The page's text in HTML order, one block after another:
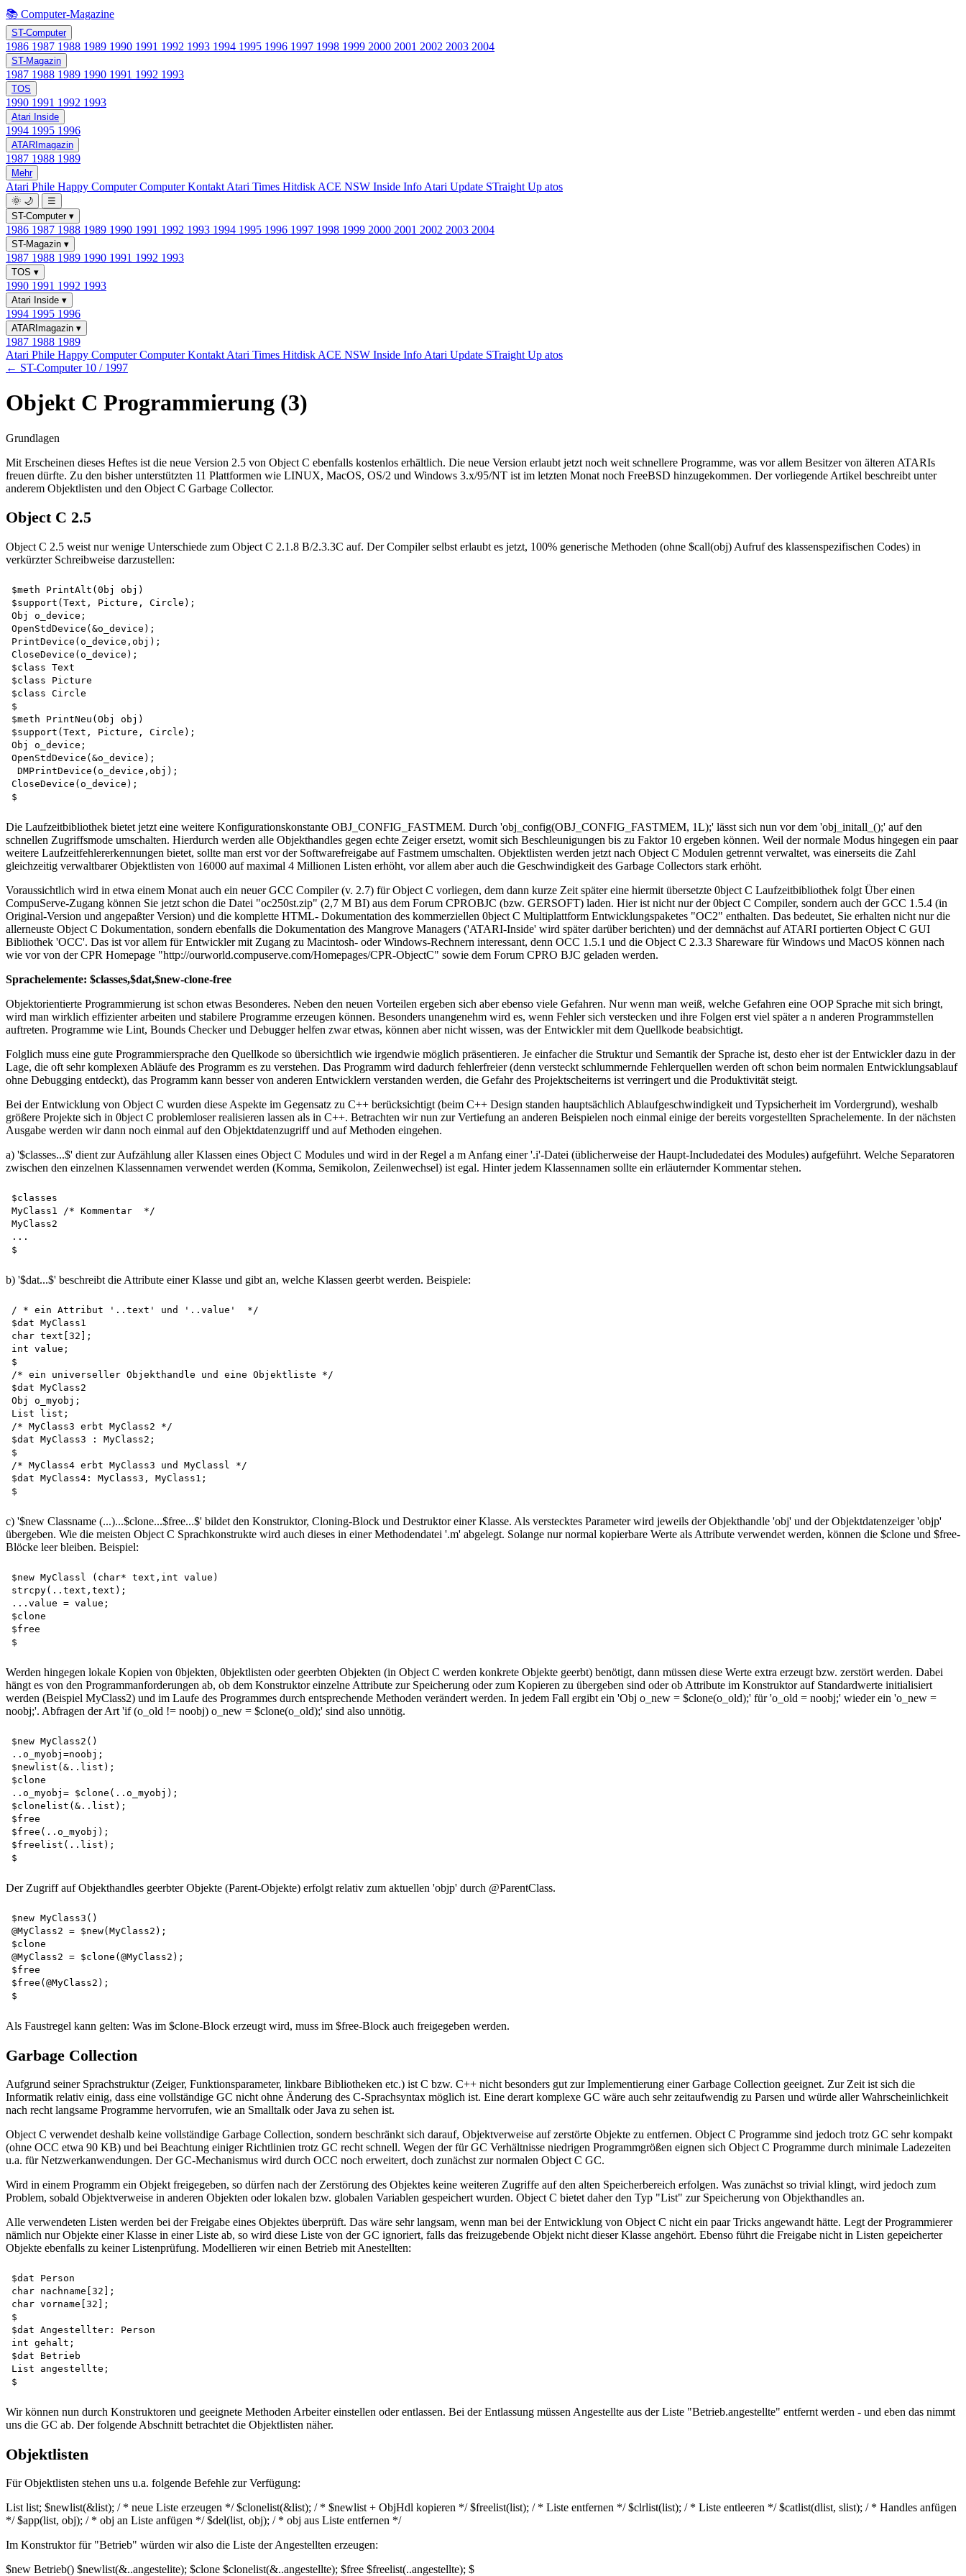
📚 Computer-Magazine
ST-Computer
1986 1987 1988 1989 1990 1991 1992 1993 1994 1995 1996 1997 1998 1999 2000 2001 2002 2003 2004
ST-Magazin
1987 1988 1989 1990 1991 1992 1993
TOS
1990 1991 1992 1993
Atari Inside
1994 1995 1996
ATARImagazin
1987 1988 1989
Mehr
Atari Phile Happy ComputerComputer Kontakt Atari Times Hitdisk ACE NSW Inside Info Atari Update STraight Up atos
🌞 🌙
☰
ST-Computer ▾
1986 1987 1988 1989 1990 1991 1992 1993 1994 1995 1996 1997 1998 1999 2000 2001 2002 2003 2004
ST-Magazin ▾
1987 1988 1989 1990 1991 1992 1993
TOS ▾
1990 1991 1992 1993
Atari Inside ▾
1994 1995 1996
ATARImagazin ▾
1987 1988 1989
Atari Phile Happy ComputerComputer Kontakt Atari Times Hitdisk ACE NSW Inside Info Atari Update STraight Up atos
← ST-Computer 10 / 1997
Objekt C Programmierung (3)
Grundlagen
Mit Erscheinen dieses Heftes ist die neue Version 2.5 von Object C ebenfalls kostenlos erhältlich. Die neue Version erlaubt jetzt noch weit schnellere Programme, was vor allem Besitzer von älteren ATARIs
freuen dürfte. Zu den bisher unterstützten 11 Plattformen wie LINUX, MacOS, OS/2 und Windows 3.x/95/NT ist im letzten Monat noch FreeBSD hinzugekommen. Der vorliegende Artikel beschreibt unter
anderem Objektlisten und den Object C Garbage Collector.
Object C 2.5
Object C 2.5 weist nur wenige Unterschiede zum Object C 2.1.8 B/2.3.3C auf. Der Compiler selbst erlaubt es jetzt, 100% generische Methoden (ohne $call(obj) Aufruf des klassenspezifischen Codes) in
verkürzter Schreibweise darzustellen:
$meth PrintAlt(0bj obj)
$support(Text, Picture, Circle);
Obj o_device;
OpenStdDevice(&o_device);
PrintDevice(o_device,obj);
CloseDevice(o_device);
$class Text
$class Picture
$class Circle
$
$meth PrintNeu(Obj obj)
$support(Text, Picture, Circle);
Obj o_device;
OpenStdDevice(&o_device);
DMPrintDevice(o_device,obj);
CloseDevice(o_device);
Die Laufzeitbibliothek bietet jetzt eine weitere Konfigurationskonstante OBJ_CONFIG_FASTMEM. Durch 'obj_config(OBJ_CONFIG_FASTMEM, 1L);' lässt sich nun vor dem 'obj_initall_();' auf den
schnellen Zugriffsmode umschalten. Hierdurch werden alle Objekthandles gegen echte Zeiger ersetzt, womit sich Beschleunigungen bis zu Faktor 10 ergeben können. Weil der normale Modus hingegen ein paar
weitere Laufzeitfehlererkennungen bietet, sollte man erst vor der Softwarefreigabe auf Fastmem umschalten. Objektlisten werden jetzt nach Object C Modulen getrennt verwaltet, was einerseits die Zahl
gleichzeitig verwaltbarer Objektlisten von 16000 auf maximal 4 Millionen Listen erhöht, vor allem aber auch die Geschwindigkeit des Garbage Collectors stark erhöht.
Voraussichtlich wird in etwa einem Monat auch ein neuer GCC Compiler (v. 2.7) für Object C vorliegen, dem dann kurze Zeit später eine hiermit übersetzte 0bject C Laufzeitbibliothek folgt Über einen
CompuServe-Zugang können Sie jetzt schon die Datei "oc250st.zip" (2,7 M BI) aus dem Forum CPROBJC (bzw. GERSOFT) laden. Hier ist nicht nur der 0bject C Compiler, sondern auch der GCC 1.5.4 (in
Original-Version und angepaßter Version) und die komplette HTML- Dokumentation des kommerziellen 0bject C Multiplattform Entwicklungspaketes "OC2" enthalten. Das bedeutet, Sie erhalten nicht nur die
allerneuste Object C Dokumentation, sondern ebenfalls die Dokumentation des Mangrove Managers ('ATARI-Inside' wird später darüber berichten) und der demnächst auf ATARI portierten Object C GUI
Bibliothek 'OCC'. Das ist vor allem für Entwickler mit Zugang zu Macintosh- oder Windows-Rechnern interessant, denn OCC 1.5.1 und die Object C 2.3.3 Shareware für Windows und MacOS können nach
wie vor von der CPR Homepage "http://ourworld.compuserve.com/Homepages/CPR-ObjectC" sowie dem Forum CPRO BJC geladen werden.
Sprachelemente: $classes,$dat,$new-clone-free
Objektorientierte Programmierung ist schon etwas Besonderes. Neben den neuen Vorteilen ergeben sich aber ebenso viele Gefahren. Nur wenn man weiß, welche Gefahren eine OOP Sprache mit sich bringt,
wird man wirklich effizienter arbeiten und stabilere Programme erzeugen können. Besonders unangenehm wird es, wenn Fehler sich verstecken und ihre Folgen erst viel später a n anderen Programmstellen
auftreten. Programme wie Lint, Bounds Checker und Debugger helfen zwar etwas, können aber nicht wissen, was der Entwickler mit dem Quellkode beabsichtigt.
Folglich muss eine gute Programmiersprache den Quellkode so übersichtlich wie irgendwie möglich präsentieren. Je einfacher die Struktur und Semantik der Sprache ist, desto eher ist der Entwickler dazu in der
Lage, die oft sehr komplexen Abläufe des Programm es zu verstehen. Das Programm wird dadurch fehlerfreier (denn versteckt schlummernde Fehlerquellen werden oft schon beim normalen Entwicklungsablauf
ohne Debugging entdeckt), das Programm kann besser von anderen Entwicklern verstanden werden, die Gefahr des Projektscheiterns ist verringert und die Produktivität steigt.
Bei der Entwicklung von Object C wurden diese Aspekte im Gegensatz zu C++ berücksichtigt (beim C++ Design standen hauptsächlich Ablaufgeschwindigkeit und Typsicherheit im Vordergrund), weshalb
größere Projekte sich in 0bject C problemloser realisieren lassen als in C++. Betrachten wir nun zur Vertiefung an anderen Beispielen noch einmal einige der bereits vorgestellten Sprachelemente. In der nächsten
Ausgabe werden wir dann noch einmal auf den Objektdatenzugriff und auf Methoden eingehen.
a) '$classes...$' dient zur Aufzählung aller Klassen eines Object C Modules und wird in der Regel a m Anfang einer '.i'-Datei (üblicherweise der Haupt-Includedatei des Modules) aufgeführt. Welche Separatoren
zwischen den einzelnen Klassennamen verwendet werden (Komma, Semikolon, Zeilenwechsel) ist egal. Hinter jedem Klassennamen sollte ein erläuternder Kommentar stehen.
$classes
MyClass1 /* Kommentar  */
MyClass2
...
b) '$dat...$' beschreibt die Attribute einer Klasse und gibt an, welche Klassen geerbt werden. Beispiele:
/ * ein Attribut '..text' und '..value'  */
$dat MyClass1
char text[32];
int value;
$
/* ein universeller Objekthandle und eine Objektliste */
$dat MyClass2
Obj o_myobj;
List list;
/* MyClass3 erbt MyClass2 */
$dat MyClass3 : MyClass2;
$
/* MyClass4 erbt MyClass3 und MyClassl */
$dat MyClass4: MyClass3, MyClass1;
c) '$new Classname (...)...$clone...$free...$' bildet den Konstruktor, Cloning-Block und Destruktor einer Klasse. Als verstecktes Parameter wird jeweils der Objekthandle 'obj' und der Objektdatenzeiger 'objp'
übergeben. Wie die meisten Object C Sprachkonstrukte wird auch dieses in einer Methodendatei '.m' abgelegt. Solange nur normal kopierbare Werte als Attribute verwendet werden, können die $clone und $free-
Blöcke leer bleiben. Beispiel:
$new MyClassl (char* text,int value)
strcpy(..text,text);
...value = value;
$clone
$free
Werden hingegen lokale Kopien von 0bjekten, 0bjektlisten oder geerbten Objekten (in Object C werden konkrete Objekte geerbt) benötigt, dann müssen diese Werte extra erzeugt bzw. zerstört werden. Dabei
hängt es von den Programmanforderungen ab, ob dem Konstruktor einzelne Attribute zur Speicherung oder zum Kopieren zu übergeben sind oder ob Attribute im Konstruktor auf Standardwerte initialisiert
werden (Beispiel MyClass2) und im Laufe des Programmes durch entsprechende Methoden verändert werden. In jedem Fall ergibt ein 'Obj o_new = $clone(o_old);' für 'o_old = noobj;' wieder ein 'o_new =
noobj;'. Abfragen der Art 'if (o_old != noobj) o_new = $clone(o_old);' sind also unnötig.
$new MyClass2()
..o_myobj=noobj;
$newlist(&..list);
$clone
..o_myobj= $clone(..o_myobj);
$clonelist(&..list);
$free
$free(..o_myobj);
$freelist(..list);
Der Zugriff auf Objekthandles geerbter Objekte (Parent-Objekte) erfolgt relativ zum aktuellen 'objp' durch @ParentClass.
$new MyClass3()
@MyClass2 = $new(MyClass2);
$clone
@MyClass2 = $clone(@MyClass2);
$free
$free(@MyClass2);
Als Faustregel kann gelten: Was im $clone-Block erzeugt wird, muss im $free-Block auch freigegeben werden.
Garbage Collection
Aufgrund seiner Sprachstruktur (Zeiger, Funktionsparameter, linkbare Bibliotheken etc.) ist C bzw. C++ nicht besonders gut zur Implementierung einer Garbage Collection geeignet. Zur Zeit ist sich die
Informatik relativ einig, dass eine vollständige GC nicht ohne Änderung des C-Sprachsyntax möglich ist. Eine derart komplexe GC wäre auch sehr zeitaufwendig zu Parsen und würde aller Wahrscheinlichkeit
nach recht langsame Programme hervorrufen, wie an Smalltalk oder Java zu sehen ist.
Object C verwendet deshalb keine vollständige Garbage Collection, sondern beschränkt sich darauf, Objektverweise auf zerstörte Objekte zu entfernen. Object C Programme sind jedoch trotz GC sehr kompakt
(ohne OCC etwa 90 KB) und bei Beachtung einiger Richtlinien trotz GC recht schnell. Wegen der für GC Verhältnisse niedrigen Programmgrößen eignen sich Object C Programme durch minimale Ladezeiten
u.a. für Netzwerkanwendungen. Der GC-Mechanismus wird durch OCC noch erweitert, doch zunächst zur normalen Object C GC.
Wird in einem Programm ein Objekt freigegeben, so dürfen nach der Zerstörung des Objektes keine weiteren Zugriffe auf den alten Speicherbereich erfolgen. Was zunächst so trivial klingt, wird jedoch zum
Problem, sobald Objektverweise in anderen Objekten oder lokalen bzw. globalen Variablen gespeichert wurden. Object C bietet daher den Typ "List" zur Speicherung von Objekthandles an.
Alle verwendeten Listen werden bei der Freigabe eines Objektes überprüft. Das wäre sehr langsam, wenn man bei der Entwicklung von Object C nicht ein paar Tricks angewandt hätte. Legt der Programmierer
nämlich nur Objekte einer Klasse in einer Liste ab, so wird diese Liste von der GC ignoriert, falls das freizugebende Objekt nicht dieser Klasse angehört. Ebenso führt die Freigabe nicht in Listen gepeicherter
Objekte ebenfalls zu keiner Listenprüfung. Modellieren wir einen Betrieb mit Anestellten:
$dat Person
char nachname[32];
char vorname[32];
$
$dat Angestellter: Person
int gehalt;
$dat Betrieb
List angestellte;
Wir können nun durch Konstruktoren und geeignete Methoden Arbeiter einstellen oder entlassen. Bei der Entlassung müssen Angestellte aus der Liste "Betrieb.angestellte" entfernt werden - und eben das nimmt
uns die GC ab. Der folgende Abschnitt betrachtet die Objektlisten näher.
Objektlisten
Für Objektlisten stehen uns u.a. folgende Befehle zur Verfügung:
List list; $newlist(&list); / * neue Liste erzeugen */ $clonelist(&list); / * $newlist + ObjHdl kopieren */ $freelist(list); / * Liste entfernen */ $clrlist(list); / * Liste entleeren */ $catlist(dlist, slist); / * Handles anfügen
*/ $app(list, obj); / * obj an Liste anfügen */ $del(list, obj); / * obj aus Liste entfernen */
Im Konstruktor für "Betrieb" würden wir also die Liste der Angestellten erzeugen:
$new Betrieb() $newlist(&..angestelite); $clone $clonelist(&..angestellte); $free $freelist(..angestellte); $